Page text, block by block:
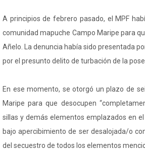
A principios de febrero pasado, el MPF
comunidad mapuche Campo Maripe para
Añelo. La denuncia había sido presentada
por el presunto delito de turbación de la
En ese momento, se otorgó un plazo de
Maripe para que desocupen
sillas y demás elementos emplazados en
bajo apercibimiento de ser desalojada/o
del secuestro de todos los elementos